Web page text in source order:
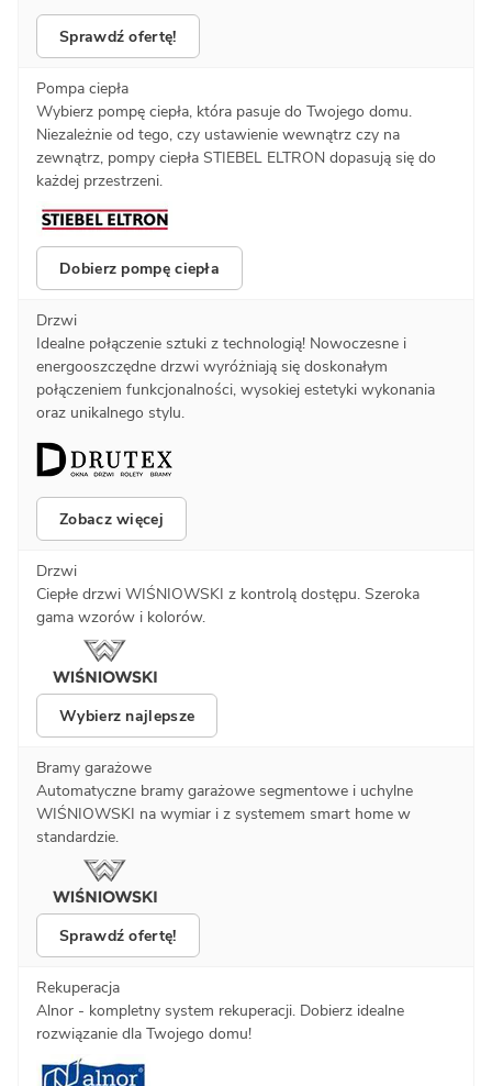
Sprawdź ofertę!
Pompa ciepła
Wybierz pompę ciepła, która pasuje do Twojego domu.
Niezależnie od tego, czy ustawienie wewnątrz czy na
zewnątrz, pompy ciepła STIEBEL ELTRON dopasują się do
każdej przestrzeni.
Dobierz pompę ciepła
Drzwi
Idealne połączenie sztuki z technologią! Nowoczesne i
energooszczędne drzwi wyróżniają się doskonałym
połączeniem funkcjonalności, wysokiej estetyki wykonania
oraz unikalnego stylu.
Zobacz więcej
Drzwi
Ciepłe drzwi WIŚNIOWSKI z kontrolą dostępu. Szeroka
gama wzorów i kolorów.
Wybierz najlepsze
Bramy garażowe
Automatyczne bramy garażowe segmentowe i uchylne
WIŚNIOWSKI na wymiar i z systemem smart home w
standardzie.
Sprawdź ofertę!
Rekuperacja
Alnor - kompletny system rekuperacji. Dobierz idealne
rozwiązanie dla Twojego domu!